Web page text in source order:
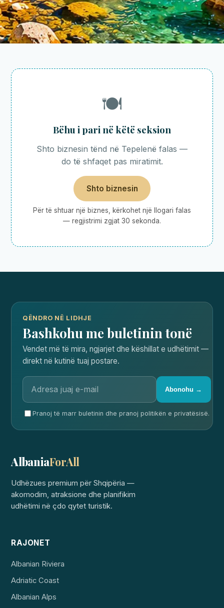
🍽️
Bëhu i pari në këtë seksion
Shto biznesin tënd në Tepelenë falas —
do të shfaqet pas miratimit.
Shto biznesin
Për të shtuar një biznes, kërkohet një llogari falas
— regjistrimi zgjat 30 sekonda.
QËNDRO NË LIDHJE
Bashkohu me buletinin tonë
Vendet më të mira, ngjarjet dhe këshillat e udhëtimit —
direkt në kutinë tuaj postare.
Abonohu →
Pranoj të marr buletinin dhe pranoj politikën e privatësisë.
AlbaniaForAll
Udhëzues premium për Shqipëria —
akomodim, atraksione dhe planifikim
udhëtimi në çdo qytet turistik.
RAJONET
Albanian Riviera
Adriatic Coast
Albanian Alps